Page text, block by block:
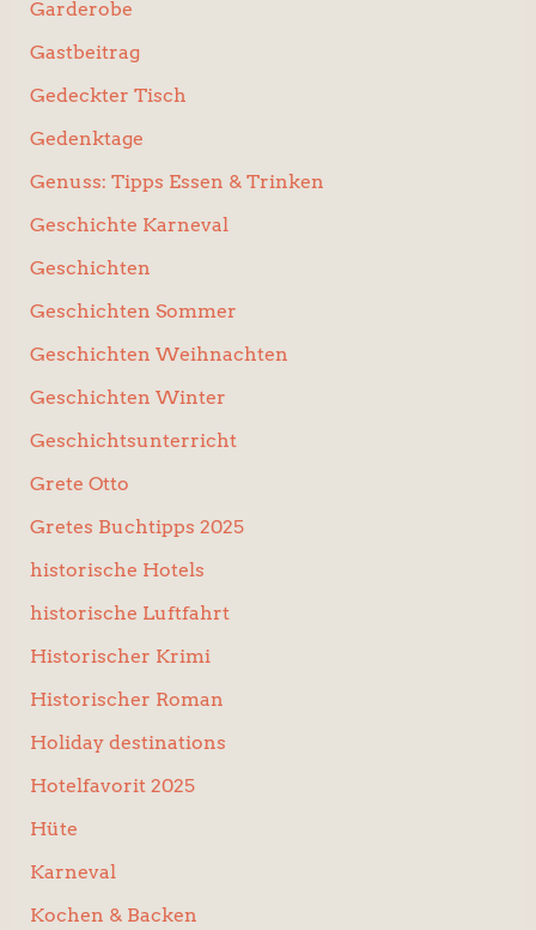
Garderobe
Gastbeitrag
Gedeckter Tisch
Gedenktage
Genuss: Tipps Essen & Trinken
Geschichte Karneval
Geschichten
Geschichten Sommer
Geschichten Weihnachten
Geschichten Winter
Geschichtsunterricht
Grete Otto
Gretes Buchtipps 2025
historische Hotels
historische Luftfahrt
Historischer Krimi
Historischer Roman
Holiday destinations
Hotelfavorit 2025
Hüte
Karneval
Kochen & Backen